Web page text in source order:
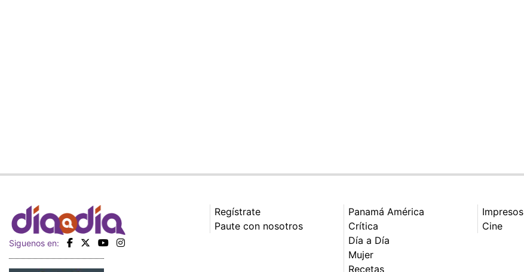
Siguenos en:
Regístrate
Paute con nosotros
Panamá América
Crítica
Día a Día
Mujer
Recetas
Impresos
Cine